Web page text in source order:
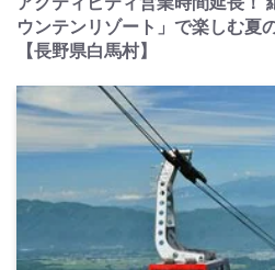
ウンテンリゾート」で楽しむ夏
【長野県白馬村】